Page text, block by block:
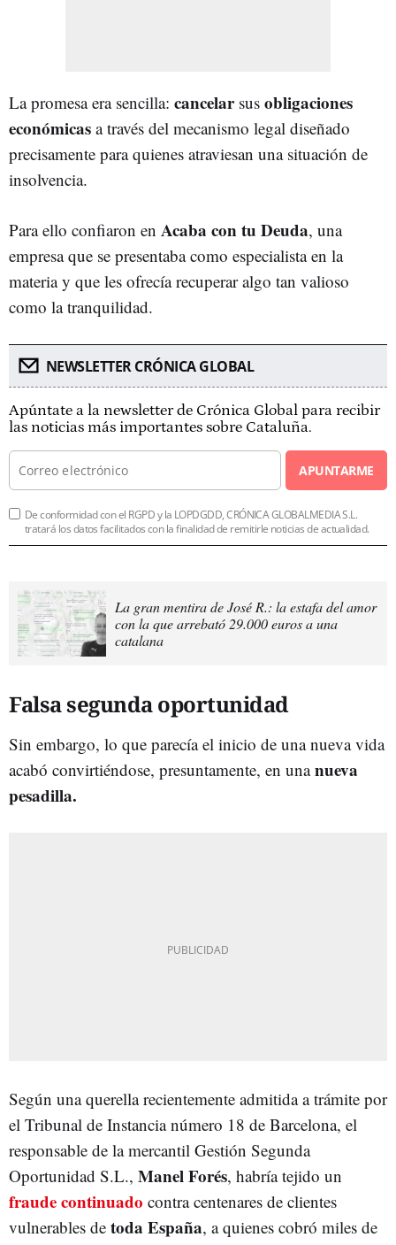
La promesa era sencilla: cancelar sus obligaciones
económicas a través del mecanismo legal diseñado
precisamente para quienes atraviesan una situación de
insolvencia.
Para ello confiaron en Acaba con tu Deuda, una
empresa que se presentaba como especialista en la
materia y que les ofrecía recuperar algo tan valioso
como la tranquilidad.
NEWSLETTER CRÓNICA GLOBAL
Apúntate a la newsletter de Crónica Global para recibir
las noticias más importantes sobre Cataluña.
APUNTARME
De conformidad con el RGPD y la LOPDGDD, CRÓNICA GLOBALMEDIA S.L.
tratará los datos facilitados con la finalidad de remitirle noticias de actualidad.
La gran mentira de José R.: la estafa del amor
con la que arrebató 29.000 euros a una
catalana
Falsa segunda oportunidad
Sin embargo, lo que parecía el inicio de una nueva vida
acabó convirtiéndose, presuntamente, en unanueva
pesadilla.
Según una querella recientemente admitida a trámite por
el Tribunal de Instancia número 18 de Barcelona, el
responsable de la mercantil Gestión Segunda
Oportunidad S.L., Manel Forés, habría tejido un
fraude continuado contra centenares de clientes
vulnerables de toda España, a quienes cobró miles de